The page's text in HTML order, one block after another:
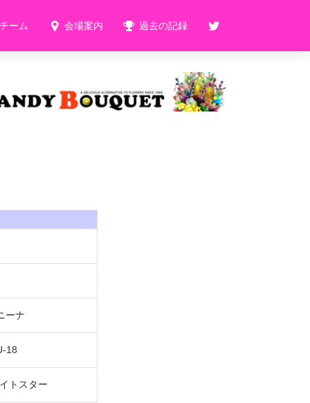
チーム 会場案内 過去の記録
ーナ
18
トスター